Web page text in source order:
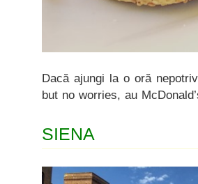
Dacă ajungi la o oră
but no worries, au
SIENA